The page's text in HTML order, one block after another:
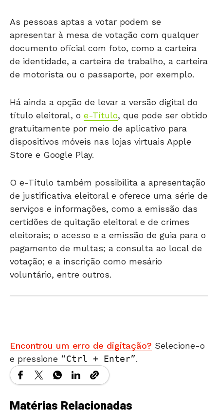
As pessoas aptas a votar podem se
apresentar à mesa de votação com qualquer
documento oficial com foto, como a carteira
de identidade, a carteira de trabalho, a carteira
de motorista ou o passaporte, por exemplo.
Há ainda a opção de levar a versão digital do
título eleitoral, o e-Título, que pode ser obtido
gratuitamente por meio de aplicativo para
dispositivos móveis nas lojas virtuais Apple
Store e Google Play.
O e-Título também possibilita a apresentação
de justificativa eleitoral e oferece uma série de
serviços e informações, como a emissão das
certidões de quitação eleitoral e de crimes
eleitorais; o acesso e a emissão de guia para o
pagamento de multas; a consulta ao local de
votação; e a inscrição como mesário
voluntário, entre outros.
Encontrou um erro de digitação? Selecione-o
e pressione
Ctrl + Enter .
Matérias Relacionadas